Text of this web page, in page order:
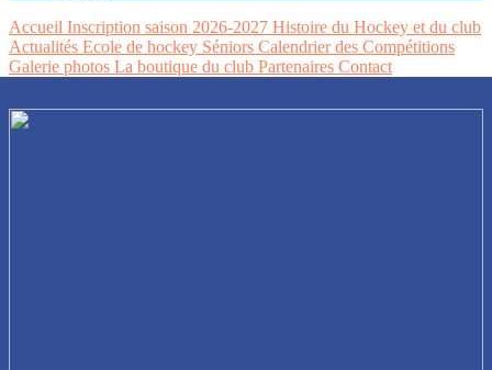
Accueil Inscription saison 2026-2027 Histoire du Hockey et du club
Actualités Ecole de hockey Séniors Calendrier des Compétitions
Galerie photos La boutique du club Partenaires Contact